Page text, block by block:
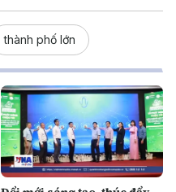
thành phố lớn